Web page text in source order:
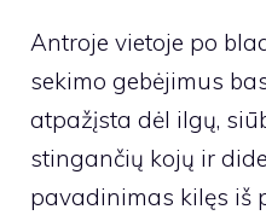
Antroje vietoje po
sekimo gebėjimus
atpažįsta dėl ilgų,
stingančių kojų ir
pavadinimas kilęs iš